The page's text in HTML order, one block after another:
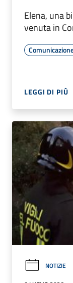
Elena, una
venuta in
LEGGI DI PIÙ
NOTIZIE